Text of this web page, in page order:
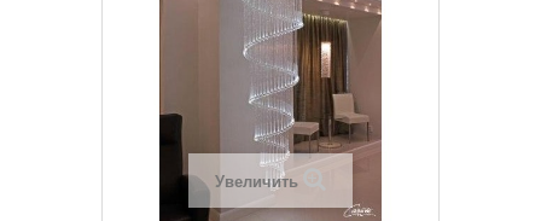
Увеличить